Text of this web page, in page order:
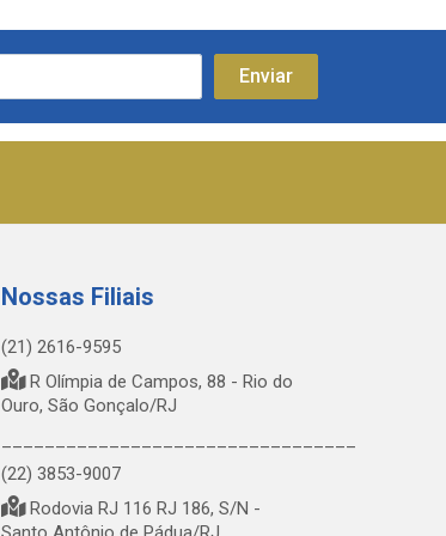
Nossas Filiais
(21) 2616-9595
R Olímpia de Campos, 88 - Rio do
Ouro, São Gonçalo/RJ
(22) 3853-9007
Rodovia RJ 116 RJ 186, S/N -